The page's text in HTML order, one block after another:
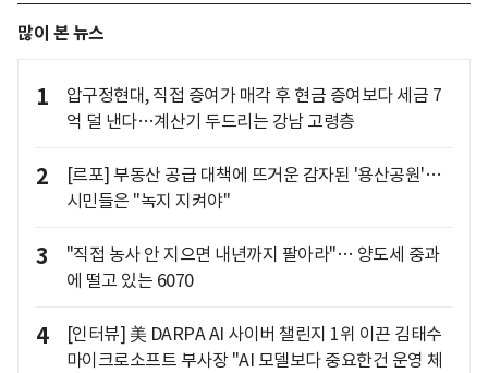
많이 본 뉴스
1
압구정현대, 직접 증여가 매각 후 현금 증여보다 세금 7
억 덜 낸다…계산기 두드리는 강남 고령층
2
[르포] 부동산 공급 대책에 뜨거운 감자된 '용산공원'…
시민들은 "녹지 지켜야"
3
"직접 농사 안 지으면 내년까지 팔아라"… 양도세 중과
에 떨고 있는 6070
4
[인터뷰] 美 DARPA AI 사이버 챌린지 1위 이끈 김태수
마이크로소프트 부사장 "AI 모델보다 중요한건 운영 체